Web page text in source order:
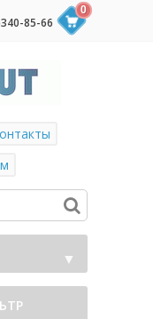
85-66
0
▼